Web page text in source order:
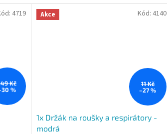
Kč
%
4719 Akce
11 Kč
–27 %
1x Držák na roušky a respirátory -
modrá
Kód: 4140